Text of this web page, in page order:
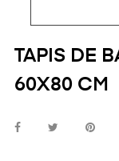
TAPIS DE
60X80 CM